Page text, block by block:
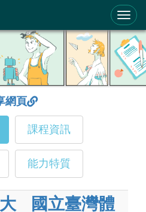
助系統
網頁
課程資訊
能力特質
國立臺灣體